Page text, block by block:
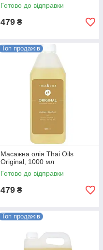
Готово до відправки
479 ₴
Топ продажів
Масажна олія Thai Oils
Original, 1000 мл
Готово до відправки
479 ₴
Топ продажів